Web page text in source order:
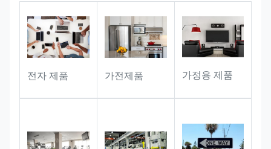
사무실 장비, 공공재 및 기타 시나리오
에 완벽하게 적응할 수 있으며, 식별 정
보를 오랫동안 안정적으로 운반할 수 있
습니다.그리고 자산 등록에 대한 완전한
및 기기를 표시하기에 적합합니다.라벨
전자 제품 가전제품 가정용 제품